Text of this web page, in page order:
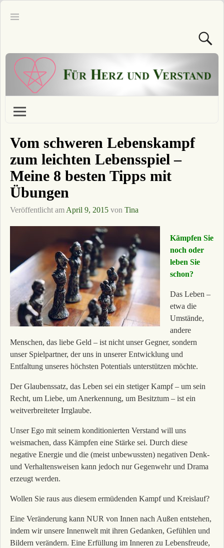
Vom schweren Lebenskampf
zum leichten Lebensspiel –
Meine 8 besten Tipps mit
Übungen
Veröffentlicht am April 9, 2015 von Tina
Kämpfen Sie
noch oder
leben Sie
schon?
Das Leben –
etwa die
Umstände,
andere
Menschen, das liebe Geld – ist nicht unser Gegner, sondern
unser Spielpartner, der uns in unserer Entwicklung und
Entfaltung unseres höchsten Potentials unterstützen möchte.
Der Glaubenssatz, das Leben sei ein stetiger Kampf – um sein
Recht, um Liebe, um Anerkennung, um Besitztum – ist ein
weitverbreiteter Irrglaube.
Unser Ego mit seinem konditionierten Verstand will uns
weismachen, dass Kämpfen eine Stärke sei. Durch diese
negative Energie und die (meist unbewussten) negativen Denk-
und Verhaltensweisen kann jedoch nur Gegenwehr und Drama
erzeugt werden.
Wollen Sie raus aus diesem ermüdenden Kampf und Kreislauf?
Eine Veränderung kann NUR von Innen nach Außen entstehen,
indem wir unsere Innenwelt mit ihren Gedanken, Gefühlen und
Bildern verändern. Eine Erfüllung im Inneren zu Lebensfreude,